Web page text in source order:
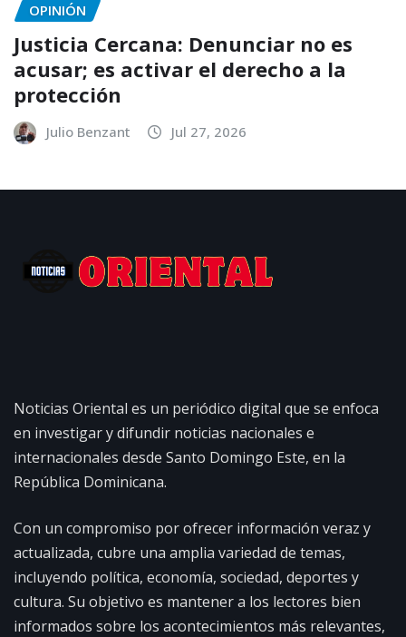
OPINIÓN
Justicia Cercana: Denunciar no es
acusar; es activar el derecho a la
protección
Julio Benzant Jul 27, 2026
Noticias Oriental es un periódico digital que se enfoca
en investigar y difundir noticias nacionales e
internacionales desde Santo Domingo Este, en la
República Dominicana.
Con un compromiso por ofrecer información veraz y
actualizada, cubre una amplia variedad de temas,
incluyendo política, economía, sociedad, deportes y
cultura. Su objetivo es mantener a los lectores bien
informados sobre los acontecimientos más relevantes,